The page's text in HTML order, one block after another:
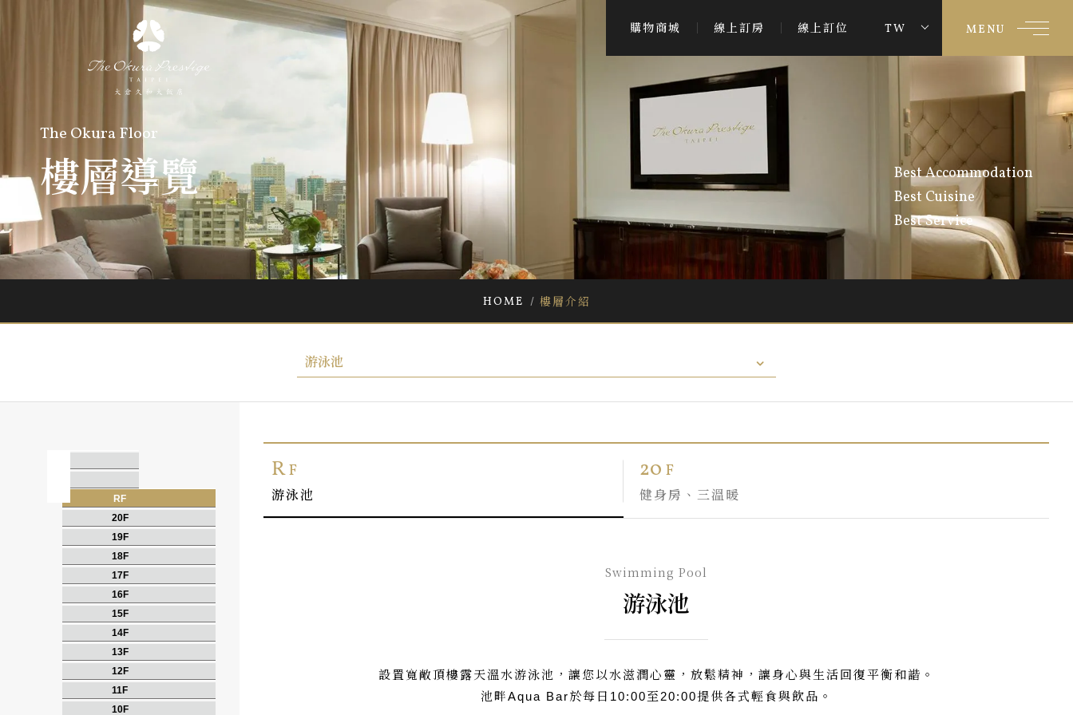
購物商城 線上訂房 線上訂位 TW MENU
The Okura Floor
樓層導覽
Best Accommodation
Best Cuisine
Best Service
HOME 樓層介紹
游泳池
RF
20F
19F
18F
17F
16F
15F
14F
13F
12F
11F
10F
RF
游泳池
20 F
健身房、三溫暖
Swimming Pool
游泳池
設置寬敞頂樓露天溫水游泳池，讓您以水滋潤心靈，放鬆精神，讓身心與生活回復平衡和諧。
池畔Aqua Bar於每日10:00至20:00提供各式輕食與飲品。